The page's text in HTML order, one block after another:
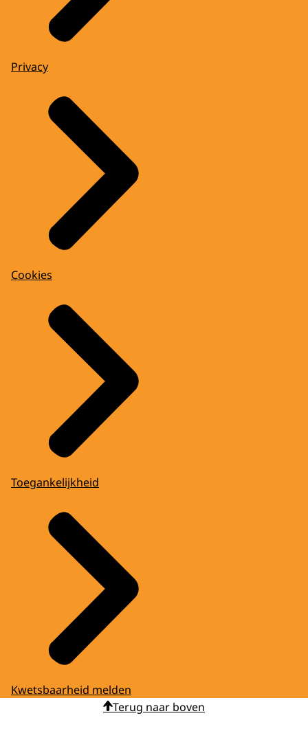
Privacy
Cookies
Toegankelijkheid
Kwetsbaarheid melden
Terug naar boven